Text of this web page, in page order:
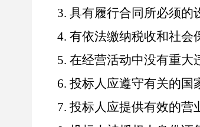
3. 具有履行合同所必须的
4. 有依法缴纳税收和社会
5. 在经营活动中没有重大
6. 投标人应遵守有关的国
7. 投标人应提供有效的营